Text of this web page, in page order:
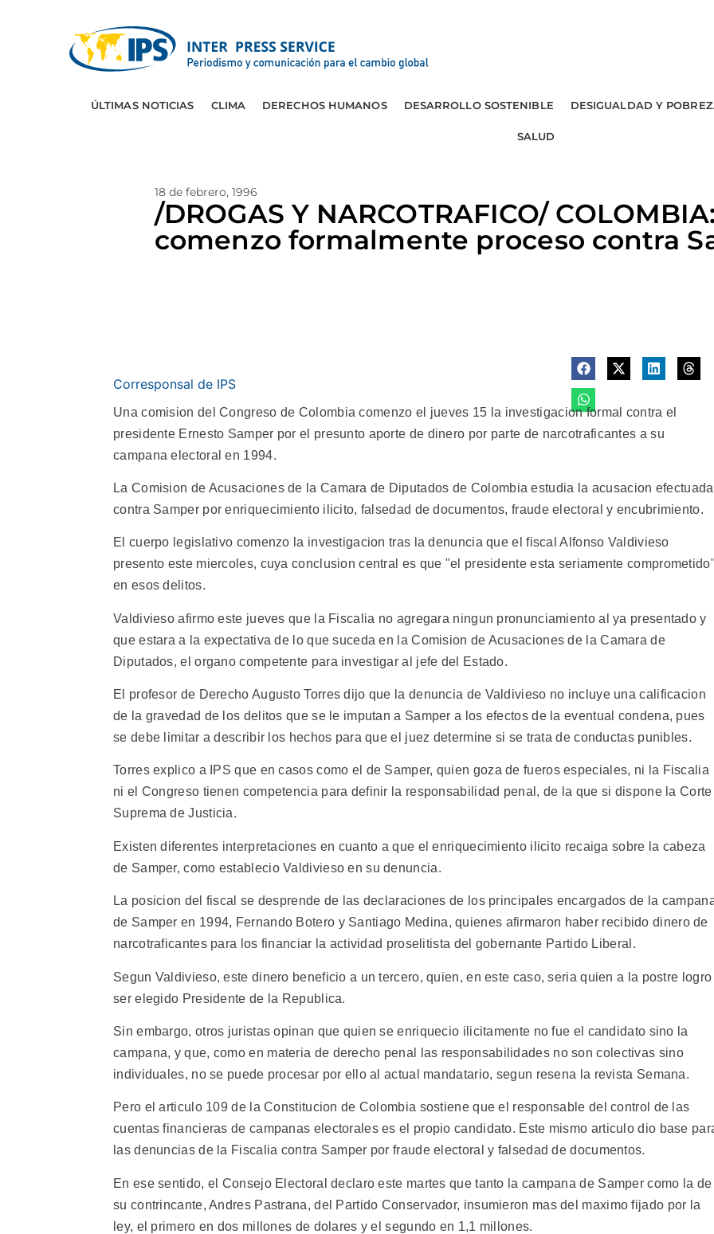
ÚLTIMAS NOTICIAS CLIMA DERECHOS HUMANOS DESARROLLO SOSTENIBLE DESIGUALDAD Y
SALUD
18 de febrero, 1996
/DROGAS Y NARCOTRAFICO/
comenzo formalmente proceso contra
Corresponsal de IPS
Una comision del Congreso de Colombia comenzo el jueves 15 la investigacion formal contra el
presidente Ernesto Samper por el presunto aporte de dinero por parte de narcotraficantes a su
campana electoral en 1994.
La Comision de Acusaciones de la Camara de Diputados de Colombia estudia la acusacion efectuada
contra Samper por enriquecimiento ilicito, falsedad de documentos, fraude electoral y encubrimiento.
El cuerpo legislativo comenzo la investigacion tras la denuncia que el fiscal Alfonso Valdivieso
presento este miercoles, cuya conclusion central es que "el presidente esta seriamente
en esos delitos.
Valdivieso afirmo este jueves que la Fiscalia no agregara ningun pronunciamiento al ya presentado y
que estara a la expectativa de lo que suceda en la Comision de Acusaciones de la Camara de
Diputados, el organo competente para investigar al jefe del Estado.
El profesor de Derecho Augusto Torres dijo que la denuncia de Valdivieso no incluye una calificacion
de la gravedad de los delitos que se le imputan a Samper a los efectos de la eventual condena, pues
se debe limitar a describir los hechos para que el juez determine si se trata de conductas punibles.
Torres explico a IPS que en casos como el de Samper, quien goza de fueros especiales, ni la Fiscalia
ni el Congreso tienen competencia para definir la responsabilidad penal, de la que si dispone la Corte
Suprema de Justicia.
Existen diferentes interpretaciones en cuanto a que el enriquecimiento ilicito recaiga sobre la cabeza
de Samper, como establecio Valdivieso en su denuncia.
La posicion del fiscal se desprende de las declaraciones de los principales encargados de la
de Samper en 1994, Fernando Botero y Santiago Medina, quienes afirmaron haber recibido dinero de
narcotraficantes para los financiar la actividad proselitista del gobernante Partido Liberal.
Segun Valdivieso, este dinero beneficio a un tercero, quien, en este caso, seria quien a la postre logro
ser elegido Presidente de la Republica.
Sin embargo, otros juristas opinan que quien se enriquecio ilicitamente no fue el candidato sino la
campana, y que, como en materia de derecho penal las responsabilidades no son colectivas sino
individuales, no se puede procesar por ello al actual mandatario, segun resena la revista Semana.
Pero el articulo 109 de la Constitucion de Colombia sostiene que el responsable del control de las
cuentas financieras de campanas electorales es el propio candidato. Este mismo articulo dio base
las denuncias de la Fiscalia contra Samper por fraude electoral y falsedad de documentos.
En ese sentido, el Consejo Electoral declaro este martes que tanto la campana de Samper como la de
su contrincante, Andres Pastrana, del Partido Conservador, insumieron mas del maximo fijado por la
ley, el primero en dos millones de dolares y el segundo en 1,1 millones.